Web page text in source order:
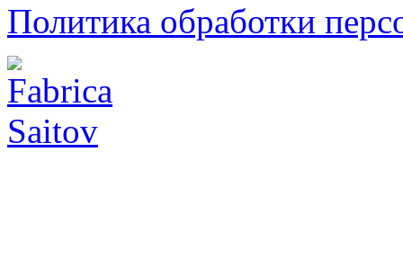
Политика обработки